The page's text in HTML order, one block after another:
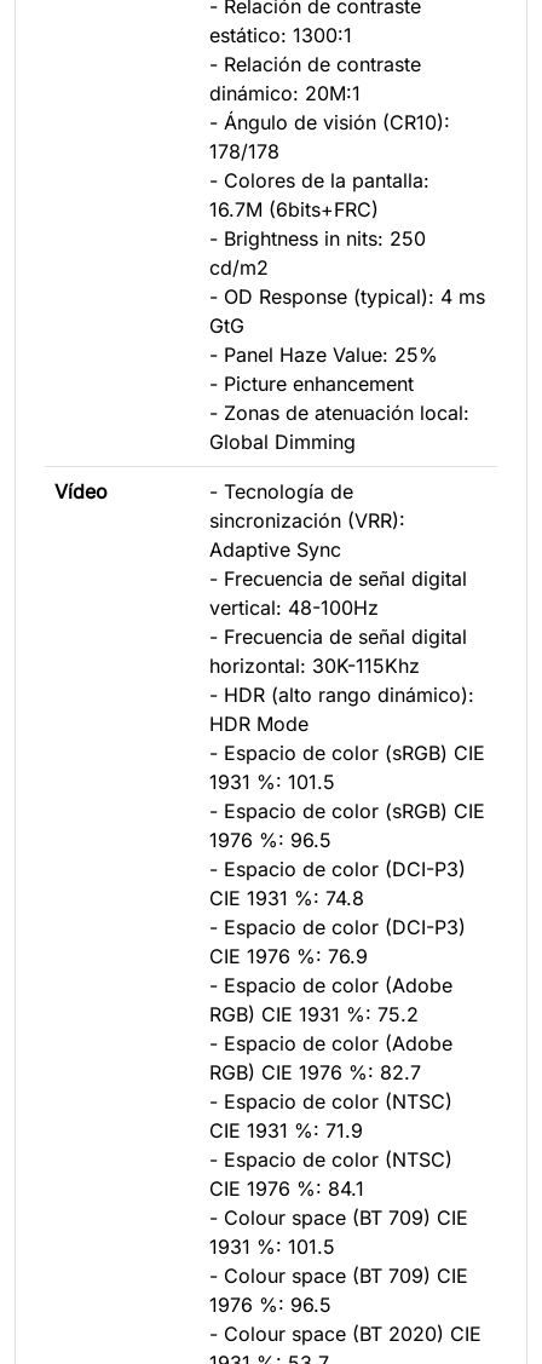
- Relación de contraste
estático: 1300:1
- Relación de contraste
dinámico: 20M:1
- Ángulo de visión (CR10):
178/178
- Colores de la pantalla:
16.7M (6bits+FRC)
- Brightness in nits: 250
cd/m2
- OD Response (typical): 4 ms
GtG
- Panel Haze Value: 25%
- Picture enhancement
- Zonas de atenuación local:
Global Dimming
Vídeo
- Tecnología de
sincronización (VRR):
Adaptive Sync
- Frecuencia de señal digital
vertical: 48-100Hz
- Frecuencia de señal digital
horizontal: 30K-115Khz
- HDR (alto rango dinámico):
HDR Mode
- Espacio de color (sRGB) CIE
1931 %: 101.5
- Espacio de color (sRGB) CIE
1976 %: 96.5
- Espacio de color (DCI-P3)
CIE 1931 %: 74.8
- Espacio de color (DCI-P3)
CIE 1976 %: 76.9
- Espacio de color (Adobe
RGB) CIE 1931 %: 75.2
- Espacio de color (Adobe
RGB) CIE 1976 %: 82.7
- Espacio de color (NTSC)
CIE 1931 %: 71.9
- Espacio de color (NTSC)
CIE 1976 %: 84.1
- Colour space (BT 709) CIE
1931 %: 101.5
- Colour space (BT 709) CIE
1976 %: 96.5
- Colour space (BT 2020) CIE